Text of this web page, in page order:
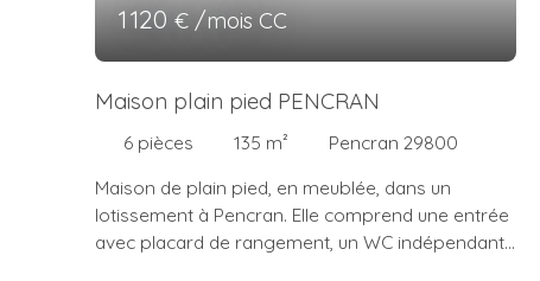
1 120€ /mois CC
Maison plain pied PENCRAN
6 pièces 135 m²
Pencran 29800
Maison de plain pied, en meublée, dans un
lotissement à Pencran. Elle comprend une entrée
avec placard de rangement, un WC indépendant,